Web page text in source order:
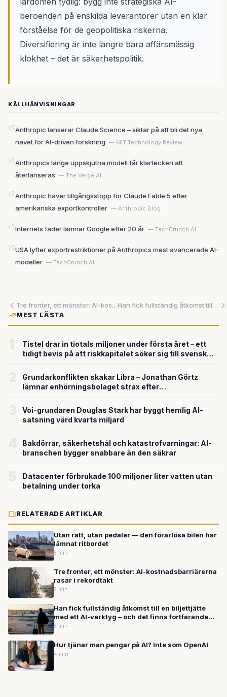
beroenden på enskilda leverantörer utan en klar
förståelse för de geopolitiska riskerna.
Diversifiering är inte längre bara affärsmässig
klokhet – det är säkerhetspolitik.
KÄLLHÄNVISNINGAR
Anthropic lanserar Claude Science – siktar på att bli det nya
navet för AI-driven forskning — MIT Technology Review
Anthropics länge uppskjutna modell får klartecken att
återlanseras — The Verge AI
Anthropic häver tillgångsstopp för Claude Fable 5 efter
amerikanska exportkontroller — Anthropic Blog
Internets fader lämnar Google efter 20 år — TechCrunch AI
USA lyfter exportrestriktioner på Anthropics mest avancerade AI-
modeller — TechCrunch AI
Tre fronter, ett mönster: AI-kostnadsbarriärerna rasar i rekordtakt
Han fick fullständig åtkomst till en biljettjätte med ett AI-verktyg – och det finns fortfarande inga regler för det
MEST LÄSTA
Tistel drar in tiotals miljoner under första året – ett
tidigt bevis på att riskkapitalet söker sig till svensk
Grundarkonflikten skakar Libra – Jonathan Görtz
lämnar enhörningsbolaget strax efter
Voi-grundaren Douglas Stark har byggt hemlig AI-
satsning värd kvarts miljard
Bakdörrar, säkerhetshål och katastrofvarningar: AI-
branschen bygger snabbare än den säkrar
Datacenter förbrukade 100 miljoner liter vatten utan
betalning under torka
RELATERADE ARTIKLAR
Utan ratt, utan pedaler — den förarlösa bilen har
lämnat ritbordet
5 min
Tre fronter, ett mönster: AI-kostnadsbarriärerna
rasar i rekordtakt
5 min
Han fick fullständig åtkomst till en biljettjätte
med ett AI-verktyg – och det finns fortfarande
inga regler för det
5 min
Hur tjänar man pengar på AI? Inte som OpenAI
4 min